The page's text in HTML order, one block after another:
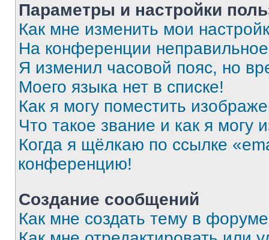
Параметры и настройки
Как мне изменить мои
На конференции
Я изменил часовой пояс, но
Моего языка нет в списке!
Как я могу поместить
Что такое звание и как я могу
Когда я щёлкаю по ссылке
конференцию!
Создание сообщений
Как мне создать тему в